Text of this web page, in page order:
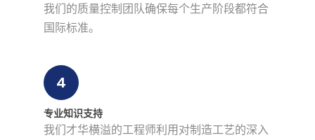
我们的质量控制团队确保每个生产阶段都符合
国际标准。
4
专业知识支持
我们才华横溢的工程师利用对制造工艺的深入